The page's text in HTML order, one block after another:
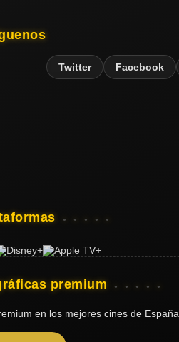
Twitter Facebook
premium
en los mejores cines de España.